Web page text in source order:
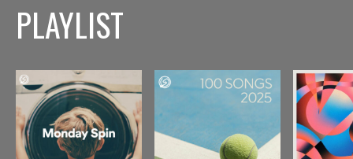
PLAYLIST